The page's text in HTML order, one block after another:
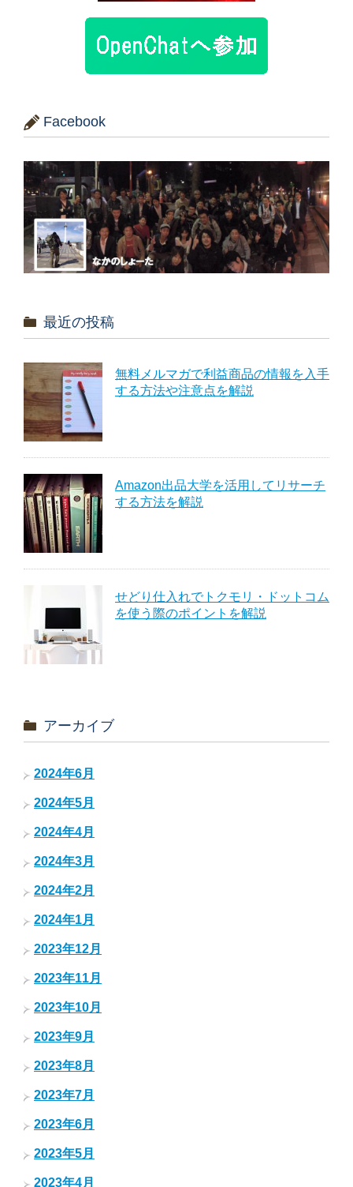
Facebook
最近の投稿
無料メルマガで利益商品の情報を入手
する方法や注意点を解説
Amazon出品大学を活用してリサーチ
する方法を解説
せどり仕入れでトクモリ・ドットコム
を使う際のポイントを解説
アーカイブ
2024年6月
2024年5月
2024年4月
2024年3月
2024年2月
2024年1月
2023年12月
2023年11月
2023年10月
2023年9月
2023年8月
2023年7月
2023年6月
2023年5月
2023年4月